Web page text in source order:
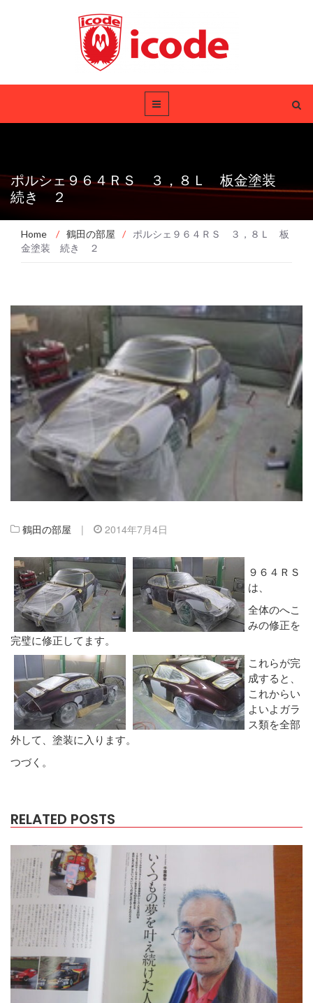
ポルシェ９６４ＲＳ ３，８Ｌ 板金塗装
続き ２
Home / 鶴田の部屋 /
ポルシェ９６４ＲＳ ３，８Ｌ 板
金塗装 続き ２
鶴田の部屋 | 2014年7月4日
９６４ＲＳ
は、
全体のへこ
みの修正を
完璧に修正してます。
これらが完
成すると、
これからい
よいよガラ
ス類を全部
外して、塗装に入ります。
つづく。
RELATED POSTS